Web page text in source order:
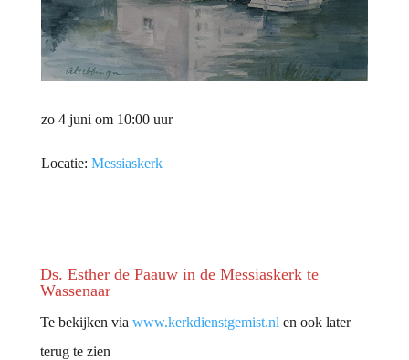
zo 4 juni om 10:00 uur
Locatie: Messiaskerk
Ds. Esther de Paauw in de Messiaskerk te
Wassenaar
Te bekijken via www.kerkdienstgemist.nl en ook later
terug te zien